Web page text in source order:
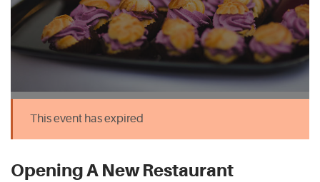
This event has expired
Opening A New Restaurant